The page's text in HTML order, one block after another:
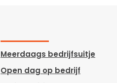
Meerdaags bedrijfsuitje
Open dag op bedrijf